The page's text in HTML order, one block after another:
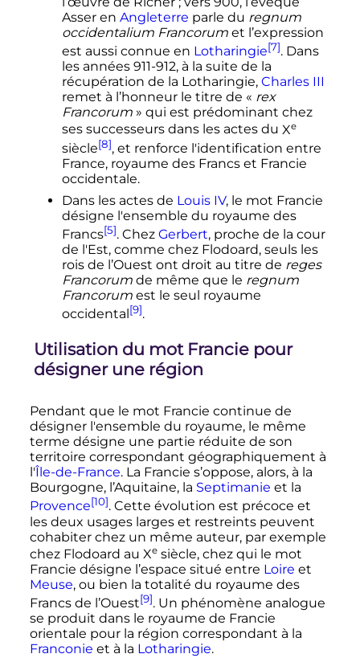
Asser en Angleterre parle du regnum
occidentalium Francorumet l’expression
est aussi connue en Lotharingie[7]. Dans
les années 911-912, à la suite de la
récupération de la Lotharingie, Charles III
remet à l’honneur le titre de « rex
Francorum » qui est prédominant chez
ses successeurs dans les actes du Xe
siècle[8], et renforce l'identification entre
France, royaume des Francs et Francie
occidentale.
Dans les actes de Louis IV, le mot Francie
désigne l'ensemble du royaume des
Francs[5]. Chez Gerbert, proche de la cour
de l'Est, comme chez Flodoard, seuls les
rois de l’Ouest ont droit au titre de reges
Francorumde même que le regnum
Francorumest le seul royaume
occidental [9].
Utilisation du mot Francie pour
désigner une région
Pendant que le mot Francie continue de
désigner l'ensemble du royaume, le même
terme désigne une partie réduite de son
territoire correspondant géographiquement à
l'Île-de-France. La Francie s’oppose, alors, à la
Bourgogne, l’Aquitaine, la Septimanie et la
Provence[10]. Cette évolution est précoce et
les deux usages larges et restreints peuvent
cohabiter chez un même auteur, par exemple
chez Flodoard au Xe siècle, chez qui le mot
Francie désigne l’espace situé entre Loire et
Meuse, ou bien la totalité du royaume des
Francs de l’Ouest[9]. Un phénomène analogue
se produit dans le royaume de Francie
orientale pour la région correspondant à la
Franconie et à la Lotharingie.